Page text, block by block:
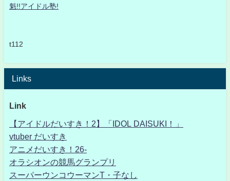
魁!!アイドル塾!
t112
Links
Link
【アイドルだいすき！2】「IDOL DAISUKI！」
vtuber だいすき
アニメだいすき！26-
オラシオンの競馬グランプリ
スーパーウンコウーマンT・子なし